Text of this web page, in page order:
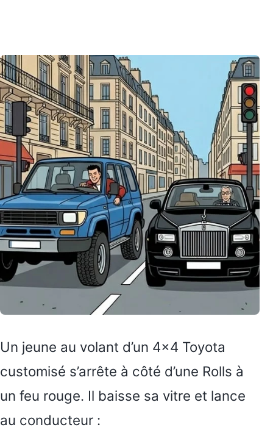
Un jeune au volant d’un 4×4 Toyota
customisé s’arrête à côté d’une Rolls à
un feu rouge. Il baisse sa vitre et lance
au conducteur :